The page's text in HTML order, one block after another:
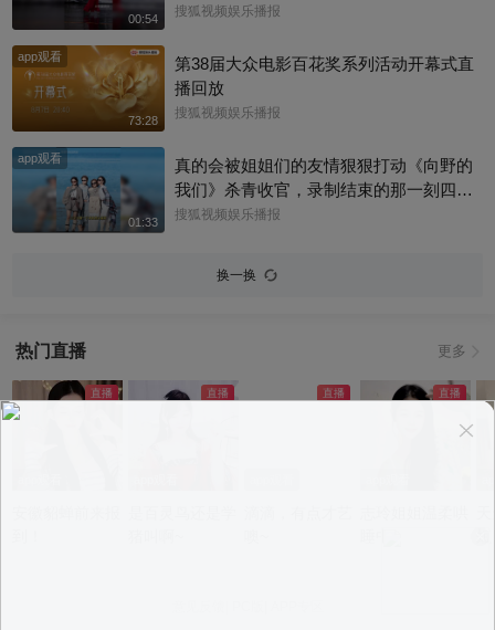
00:54
缓，气质干净又大方，整个人闪闪发光，
浩存
搜狐视频娱乐播报
app观看
73:28
第38届大众电影百花奖系列活动开幕式直
播回放
搜狐视频娱乐播报
app观看
01:33
真的会被姐姐们的友情狠狠打动《向野的
我们》杀青收官，录制结束的那一刻四个
姐姐全都哭了，抱在一起满是不舍。十五
家已经提前约定好了，往后还要一起奔赴
搜狐视频娱乐播报
换一换
热门直播 更多